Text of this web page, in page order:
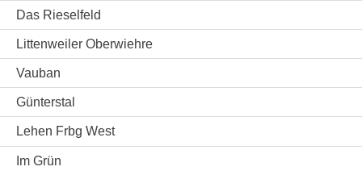
Das Rieselfeld
Littenweiler Oberwiehre
Vauban
Günterstal
Lehen Frbg West
Im Grün